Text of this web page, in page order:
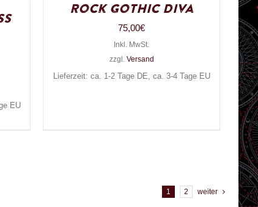
EU
Rock Gothic Diva
75,00€
Inkl. MwSt.
zzgl. Versand
Lieferzeit: ca. 1-2 Tage DE, ca. 3-4 Tage EU
1 2 weiter